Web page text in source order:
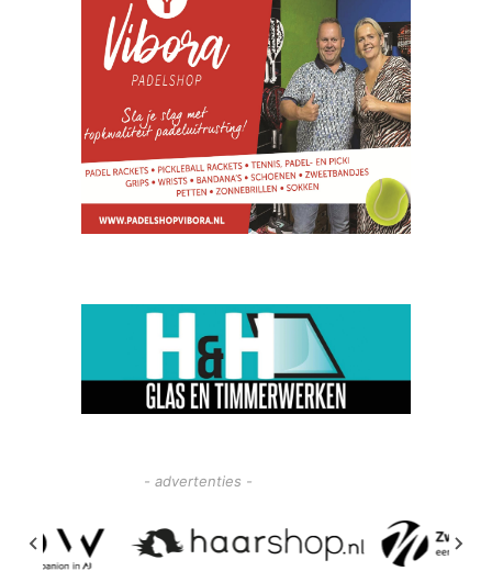
- advertenties -